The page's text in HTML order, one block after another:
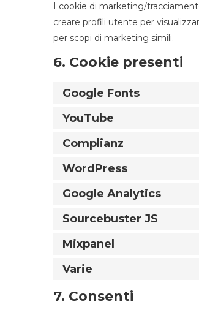
I cookie di marketing/
creare profili utente per
per scopi di marketing simili.
6. Cookie presenti
Google Fonts
YouTube
Complianz
WordPress
Google Analytics
Sourcebuster JS
Mixpanel
Varie
7. Consenti